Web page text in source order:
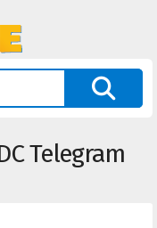
Telegram